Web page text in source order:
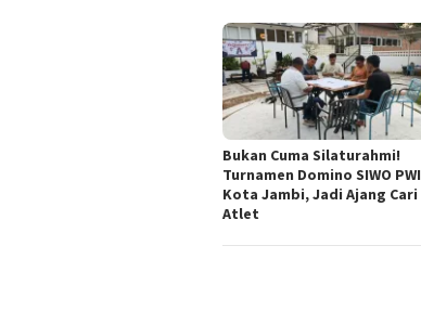
Bukan Cuma Silaturahmi!
Turnamen Domino SIWO PWI
Kota Jambi, Jadi Ajang Cari
Atlet